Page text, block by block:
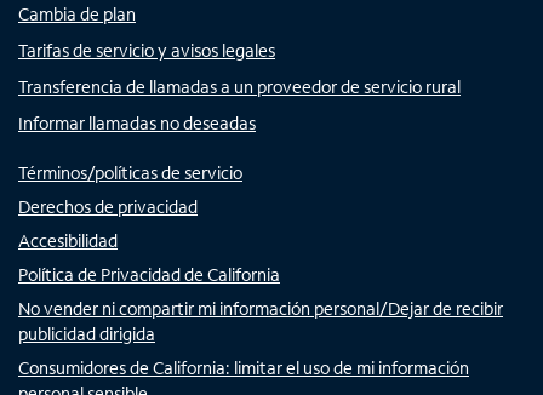
Cambia de plan
Tarifas de servicio y avisos legales
Transferencia de llamadas a un proveedor de servicio rural
Informar llamadas no deseadas
Términos/políticas de servicio
Derechos de privacidad
Accesibilidad
Política de Privacidad de California
No vender ni compartir mi información personal/Dejar de recibir
publicidad dirigida
Consumidores de California: limitar el uso de mi información